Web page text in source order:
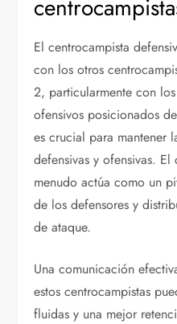
El centrocampista
con los otros
2, particularmente con
ofensivos posicionados
es crucial para mantener
defensivas y ofensivas.
menudo actúa como un
de los defensores y
de ataque.
Una comunicación
estos centrocampistas
fluidas y una mejor